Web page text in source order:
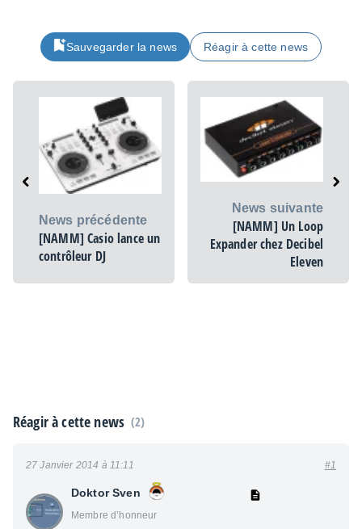
Sauvegarder la news Réagir à cette news
News précédente
[NAMM] Casio lance un
contrôleur DJ
News suivante
[NAMM] Un Loop
Expander chez Decibel
Eleven
Réagir à cette news (2)
Doktor Sven
Membre d’honneur
27 Janvier 2014 à 11:11 #1